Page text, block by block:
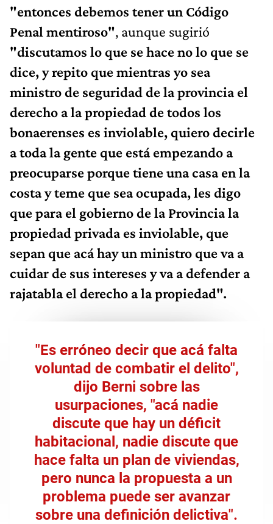
"entonces debemos tener un Código
Penal mentiroso", aunque sugirió
"discutamos lo que se hace no lo que se
dice, y repito que mientras yo sea
ministro de seguridad de la provincia el
derecho a la propiedad de todos los
bonaerenses es inviolable, quiero decirle
a toda la gente que está empezando a
preocuparse porque tiene una casa en la
costa y teme que sea ocupada, les digo
que para el gobierno de la Provincia la
propiedad privada es inviolable, que
sepan que acá hay un ministro que va a
cuidar de sus intereses y va a defender a
rajatabla el derecho a la propiedad".
"Es erróneo decir que acá falta
voluntad de combatir el delito",
dijo Berni sobre las
usurpaciones, "acá nadie
discute que hay un déficit
habitacional, nadie discute que
hace falta un plan de viviendas,
pero nunca la propuesta a un
problema puede ser avanzar
sobre una definición delictiva".